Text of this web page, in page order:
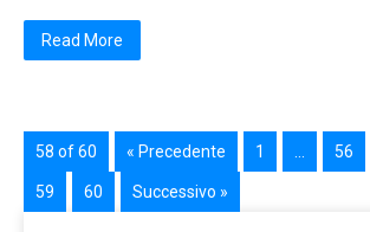
Read More
58 of 60 « Precedente 1 56
59 60 Successivo »